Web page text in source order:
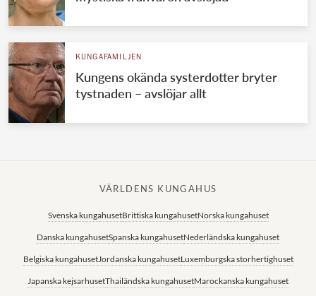
KUNGAFAMILJEN
Kungens okända systerdotter bryter
tystnaden – avslöjar allt
VÄRLDENS KUNGAHUS
Svenska kungahusetBrittiska kungahusetNorska kungahuset
Danska kungahusetSpanska kungahusetNederländska kungahuset
Belgiska kungahusetJordanska kungahusetLuxemburgska storhertighuset
Japanska kejsarhusetThailändska kungahusetMarockanska kungahuset